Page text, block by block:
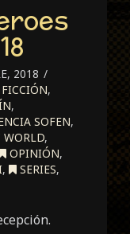
2018
,
,
SOFEN,
WORLD,
OPINIÓN,
, SERIES,